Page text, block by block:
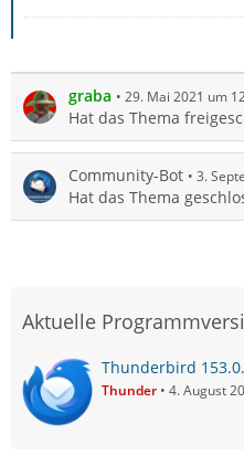
graba 29. Mai 2021 um
Hat das Thema
Community-Bot 3.
Hat das Thema
Aktuelle
Thunderbird
Thunder 4. August